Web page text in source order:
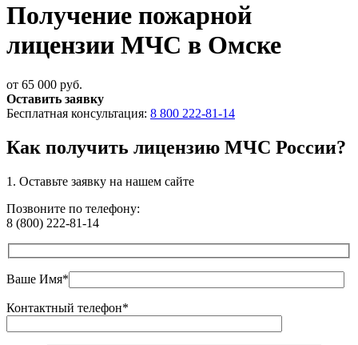
Получение пожарной
лицензии МЧС в Омске
от 65 000 руб.
Оставить заявку
Бесплатная консультация: 8 800 222-81-14
Как получить лицензию МЧС России?
1. Оставьте заявку на нашем сайте
Позвоните по телефону:
8 (800) 222-81-14
Ваше Имя*
Контактный телефон*